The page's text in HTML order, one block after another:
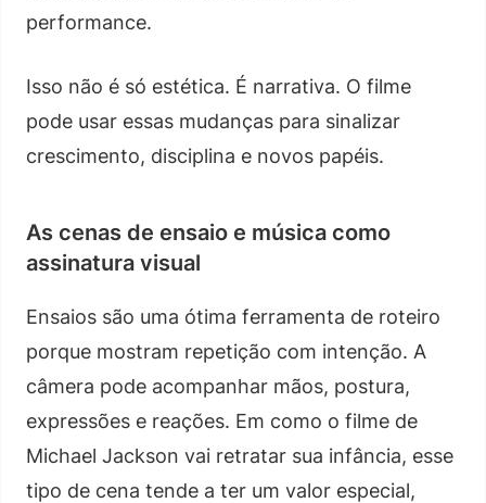
performance.
Isso não é só estética. É narrativa. O filme
pode usar essas mudanças para sinalizar
crescimento, disciplina e novos papéis.
As cenas de ensaio e música como
assinatura visual
Ensaios são uma ótima ferramenta de roteiro
porque mostram repetição com intenção. A
câmera pode acompanhar mãos, postura,
expressões e reações. Em como o filme de
Michael Jackson vai retratar sua infância, esse
tipo de cena tende a ter um valor especial,